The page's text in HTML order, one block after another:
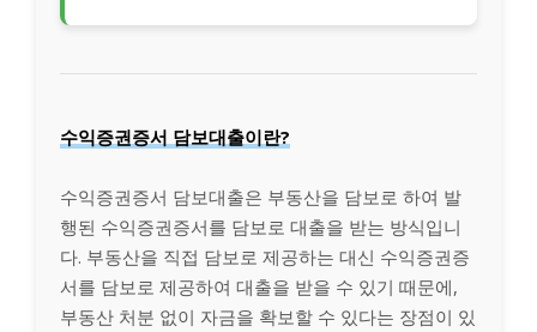
수익증권증서 담보대출이란?
수익증권증서 담보대출은 부동산을 담보로 하여 발
행된 수익증권증서를 담보로 대출을 받는 방식입니
다. 부동산을 직접 담보로 제공하는 대신 수익증권증
서를 담보로 제공하여 대출을 받을 수 있기 때문에,
부동산 처분 없이 자금을 확보할 수 있다는 장점이 있